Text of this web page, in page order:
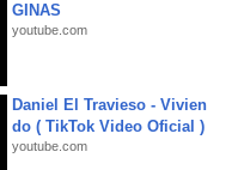
GINAS
youtube.com
Daniel El Travieso - Vivien
do ( TikTok Video Oficial )
youtube.com